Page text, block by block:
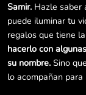
Samir. Hazle saber
puede iluminar tu
regalos que tiene
hacerlo con
su nombre. Sino
lo acompañan